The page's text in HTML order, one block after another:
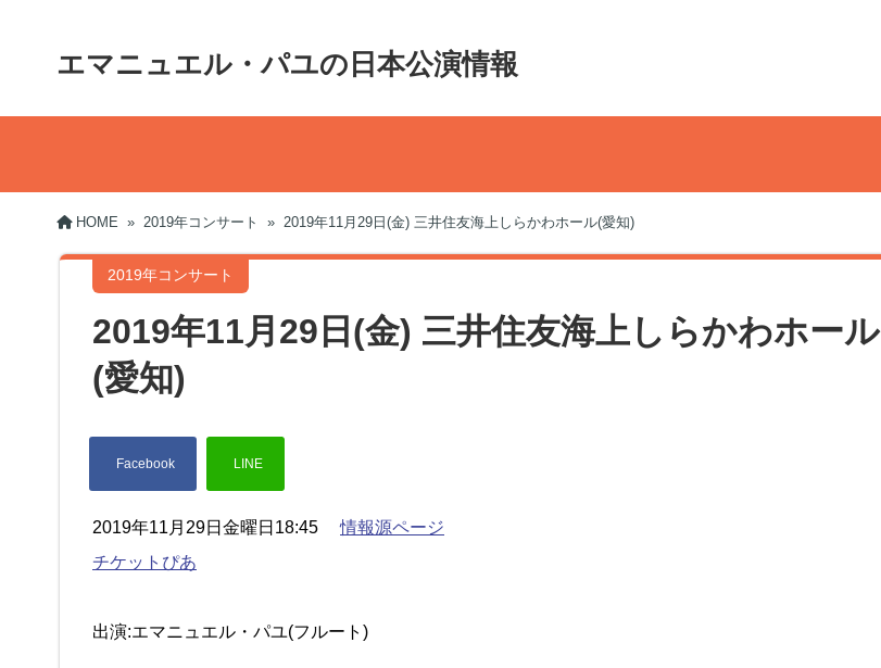
エマニュエル・パユの日本公演情報
HOME » 2019年コンサート » 2019年11月29日(金) 三井住友海上しらかわホール(愛知)
2019年コンサート
2019年11月29日(金) 三井住友海上しらかわホール
(愛知)
2019年11月29日金曜日18:45情報源ページ
チケットぴあ
出演:エマニュエル・パユ(フルート)